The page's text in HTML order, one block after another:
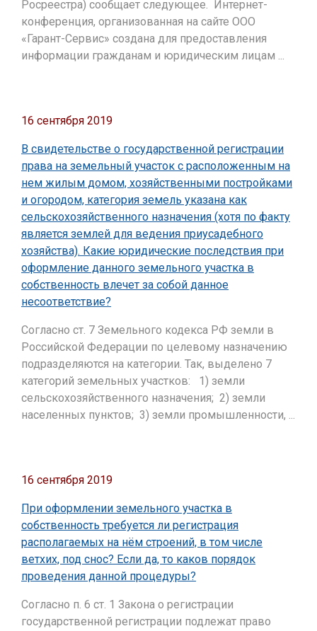
Росреестра) сообщает следующее. Интернет-
конференция, организованная на сайте ООО
«Гарант-Сервис» создана для предоставления
информации гражданам и юридическим лицам ...
16 сентября 2019
В свидетельстве о государственной регистрации
права на земельный участок с расположенным на
нем жилым домом, хозяйственными постройками
и огородом, категория земель указана как
сельскохозяйственного назначения (хотя по факту
является землей для ведения приусадебного
хозяйства). Какие юридические последствия при
оформление данного земельного участка в
собственность влечет за собой данное
несоответствие?
Согласно ст. 7 Земельного кодекса РФ земли в
Российской Федерации по целевому назначению
подразделяются на категории. Так, выделено 7
категорий земельных участков: 1) земли
сельскохозяйственного назначения; 2) земли
населенных пунктов; 3) земли промышленности, ...
16 сентября 2019
При оформлении земельного участка в
собственность требуется ли регистрация
располагаемых на нём строений, в том числе
ветхих, под снос? Если да, то каков порядок
проведения данной процедуры?
Согласно п. 6 ст. 1 Закона о регистрации
государственной регистрации подлежат право